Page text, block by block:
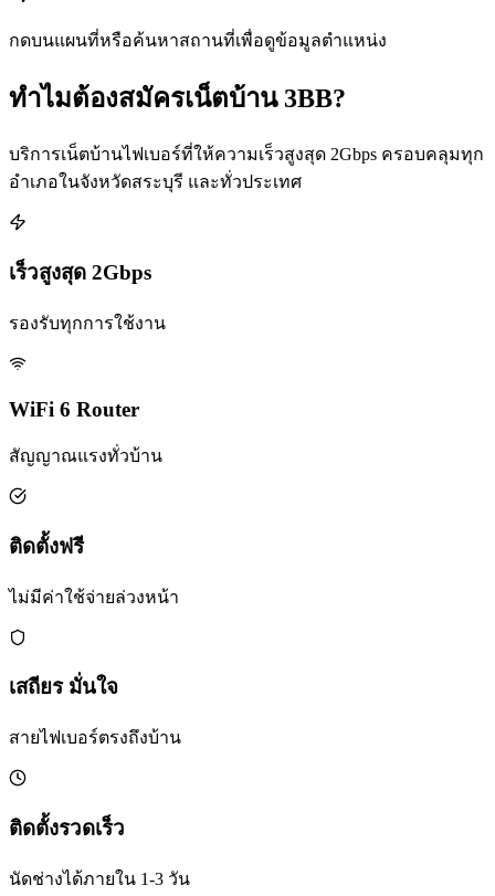
กดบนแผนที่หรือค้นหาสถานที่เพื่อดูข้อมูลตำแหน่ง
ทำไมต้องสมัครเน็ตบ้าน 3BB?
บริการเน็ตบ้านไฟเบอร์ที่ให้ความเร็วสูงสุด 2Gbps ครอบคลุมทุก
อำเภอในจังหวัดสระบุรี และทั่วประเทศ
เร็วสูงสุด 2Gbps
รองรับทุกการใช้งาน
WiFi 6 Router
สัญญาณแรงทั่วบ้าน
ติดตั้งฟรี
ไม่มีค่าใช้จ่ายล่วงหน้า
เสถียร มั่นใจ
สายไฟเบอร์ตรงถึงบ้าน
ติดตั้งรวดเร็ว
นัดช่างได้ภายใน 1-3 วัน